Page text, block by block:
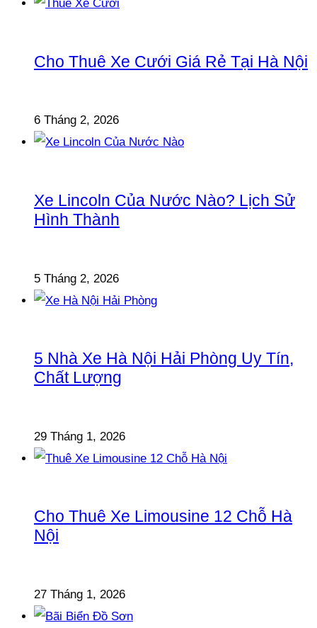
Cho Thuê Xe Cưới Giá Rẻ Tại Hà Nội
6 Tháng 2, 2026
Xe Lincoln Của Nước Nào? Lịch Sử
Hình Thành
5 Tháng 2, 2026
5 Nhà Xe Hà Nội Hải Phòng Uy Tín,
Chất Lượng
29 Tháng 1, 2026
Cho Thuê Xe Limousine 12 Chỗ Hà
Nội
27 Tháng 1, 2026